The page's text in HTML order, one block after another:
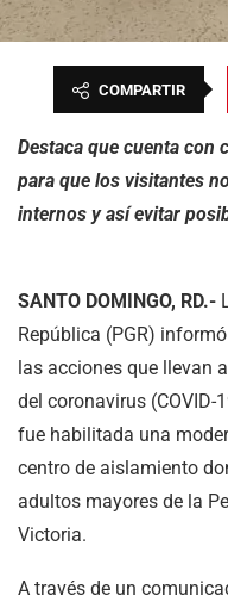
COMPARTIR
Destaca que cuenta con
para que los visitantes
internos y así evitar
SANTO DOMINGO, RD.-
República (PGR)
las acciones que llevan
del coronavirus
fue habilitada una
centro de aislamiento
adultos mayores de la
Victoria.
A través de un